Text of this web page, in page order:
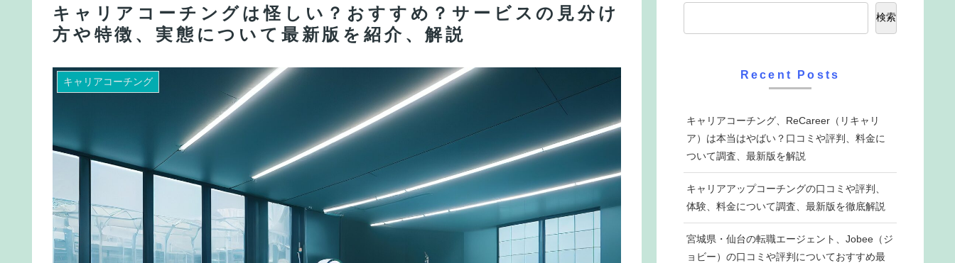
キャリアコーチングは怪しい？おすすめ？サービスの見分け
方や特徴、実態について最新版を紹介、解説
キャリアコーチング
検索
Recent Posts
キャリアコーチング、ReCareer（リキャリ
ア）は本当はやばい？口コミや評判、料金に
ついて調査、最新版を解説
キャリアアップコーチングの口コミや評判、
体験、料金について調査、最新版を徹底解説
宮城県・仙台の転職エージェント、Jobee（ジ
ョビー）の口コミや評判についておすすめ最